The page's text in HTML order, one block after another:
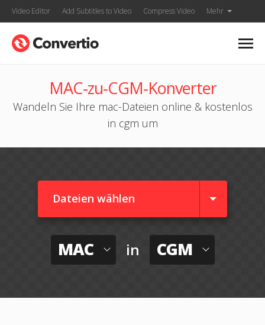
Video Editor Add Subtitles to Video Compress Video Mehr
MAC-zu-CGM-Konverter
Wandeln Sie Ihre mac-Dateien online & kostenlos
in cgm um
Dateien wählen
MAC in CGM